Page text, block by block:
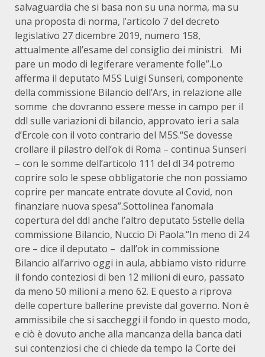
salvaguardia che si basa non su una norma, ma su
una proposta di norma, l’articolo 7 del decreto
legislativo 27 dicembre 2019, numero 158,
attualmente all’esame del consiglio dei ministri. Mi
pare un modo di legiferare veramente folle”.Lo
afferma il deputato M5S Luigi Sunseri, componente
della commissione Bilancio dell’Ars, in relazione alle
somme che dovranno essere messe in campo per il
ddl sulle variazioni di bilancio, approvato ieri a sala
d’Ercole con il voto contrario del M5S.“Se dovesse
crollare il pilastro dell’ok di Roma – continua Sunseri
– con le somme dell’articolo 111 del dl 34 potremo
coprire solo le spese obbligatorie che non possiamo
coprire per mancate entrate dovute al Covid, non
finanziare nuova spesa”.Sottolinea l’anomala
copertura del ddl anche l’altro deputato 5stelle della
commissione Bilancio, Nuccio Di Paola.“In meno di 24
ore – dice il deputato – dall’ok in commissione
Bilancio all’arrivo oggi in aula, abbiamo visto ridurre
il fondo conteziosi di ben 12 milioni di euro, passato
da meno 50 milioni a meno 62. E questo a riprova
delle coperture ballerine previste dal governo. Non è
ammissibile che si saccheggi il fondo in questo modo,
e ciò è dovuto anche alla mancanza della banca dati
sui contenziosi che ci chiede da tempo la Corte dei